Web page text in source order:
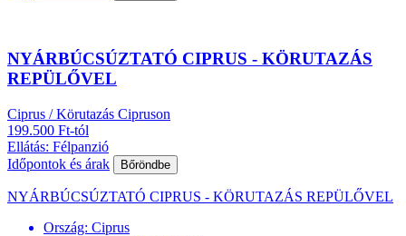
NYÁRBÚCSÚZTATÓ CIPRUS - KÖRUTAZÁS
REPÜLŐVEL
Ciprus / Körutazás Cipruson
199.500 Ft-tól
Ellátás: Félpanzió
Időpontok és árak
Bőröndbe
NYÁRBÚCSÚZTATÓ CIPRUS - KÖRUTAZÁS REPÜLŐVEL
Ország: Ciprus